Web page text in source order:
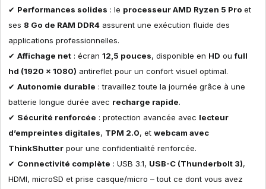
✔ Performances solides : le processeur AMD Ryzen 5 Proet
ses 8 Go de RAM DDR4 assurent une exécution fluide des
applications professionnelles.
✔Affichage net : écran12,5 pouces, disponible en HD oufull
hd (1920 x 1080) antireflet pour un confort visuel optimal.
✔Autonomie durable : travaillez toute la journée grâce à une
batterie longue durée avec recharge rapide.
✔ Sécurité renforcée : protection avancée avec lecteur
d’empreintes digitales, TPM 2.0, etwebcam avec
ThinkShutter pour une confidentialité renforcée.
✔ Connectivité complète : USB 3.1, USB-C (Thunderbolt 3),
HDMI, microSD et prise casque/micro – tout ce dont vous avez